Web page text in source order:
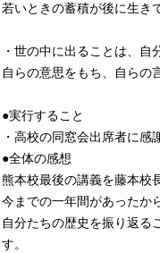
若いときの蓄積が後に生き
・世の中に出ることは、自
自らの意思をもち、自らの
●実行すること
・高校の同窓会出席者に感
●全体の感想
熊本校最後の講義を藤本校
今までの一年間があったか
自分たちの歴史を振り返る
す。